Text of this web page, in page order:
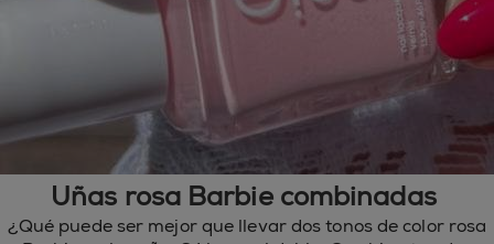
Uñas rosa Barbie combinadas
¿Qué puede ser mejor que llevar dos tonos de color rosa